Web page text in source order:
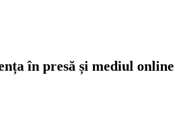
în presă și mediul online